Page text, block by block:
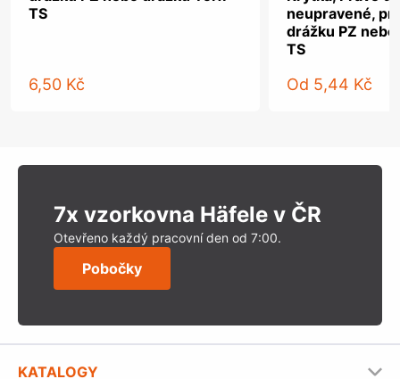
TS
6,50 Kč
neupravené,
drážku PZ
TS
Od 5,44 Kč
7x vzorkovna Häfele v ČR
Otevřeno každý pracovní den od 7:00.
Pobočky
KATALOGY